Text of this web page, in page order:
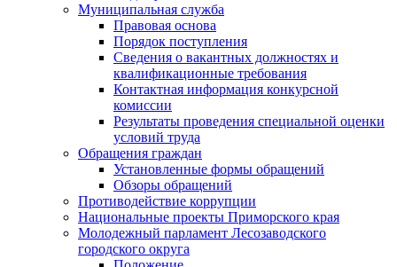
Муниципальная служба
Правовая основа
Порядок поступления
Сведения о вакантных должностях и
квалификационные требования
Контактная информация конкурсной
комиссии
Результаты проведения специальной оценки
условий труда
Обращения граждан
Установленные формы обращений
Обзоры обращений
Противодействие коррупции
Национальные проекты Приморского края
Молодежный парламент Лесозаводского
городского округа